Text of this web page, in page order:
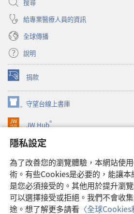
隱私設定
為了改善您的瀏覽體驗，本網站使
術。有些Cookies是必要的，能讓本
是您必須接受的。其他用於提升瀏
可以選擇接受或拒絕。我們不會收
途。想了解更多請看 〈全球
搜尋
給專業醫療人員的資訊
全球傳播
說明
捐款
（開
啟
新
視
窗）
守望台線上書庫
（開
啟
新
窗）
JW Hub®
（開
啟
新
視
窗）
JW Library®
Watchtower Library